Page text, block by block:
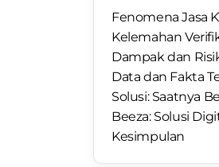
Fenomena Jasa
Kelemahan
Dampak dan
Data dan Fakta
Solusi: Saatnya
Beeza: Solusi
Kesimpulan